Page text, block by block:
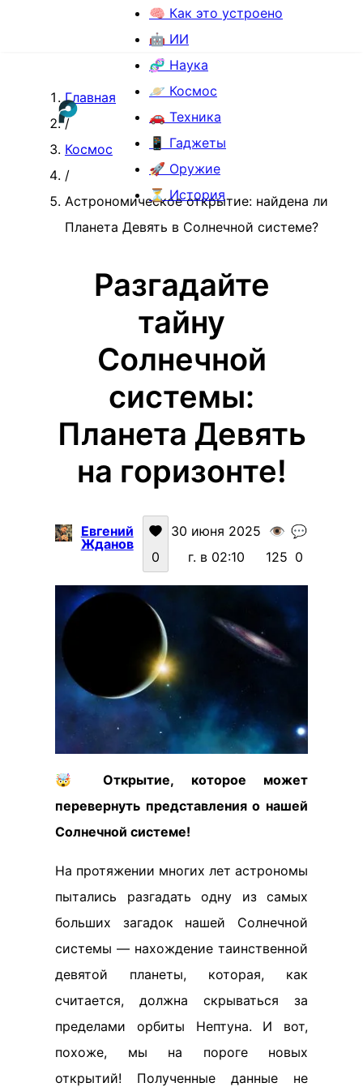
🧠 Как это устроено
🤖 ИИ
🧬 Наука
🪐 Космос
🚗 Техника
📱 Гаджеты
🚀 Оружие
⏳ История
Главная
/
Космос
/
Астрономическое открытие: найдена ли
Планета Девять в Солнечной системе?
Разгадайте
тайну
Солнечной
системы:
Планета Девять
на горизонте!
Евгений
Жданов
0
30 июня 2025
г. в 02:10
👁️
125
💬
0
🤯 Открытие, которое может
перевернуть представления о нашей
Солнечной системе!
На протяжении многих лет астрономы
пытались разгадать одну из самых
больших загадок нашей Солнечной
системы — нахождение таинственной
девятой планеты, которая, как
считается, должна скрываться за
пределами орбиты Нептуна. И вот,
похоже, мы на пороге новых
открытий! Полученные данные не